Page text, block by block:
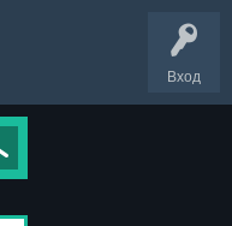
Вход